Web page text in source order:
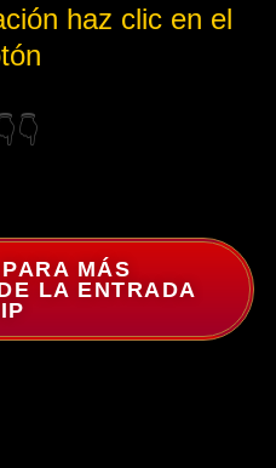
haz clic en el
MÁS
LA ENTRADA